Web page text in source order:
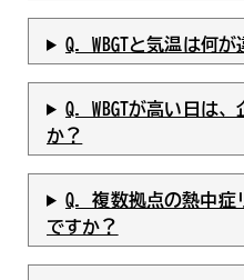
Q. WBGTと気温は何
Q. WBGTが高い日は
か？
Q. 複数拠点の熱中症
ですか？